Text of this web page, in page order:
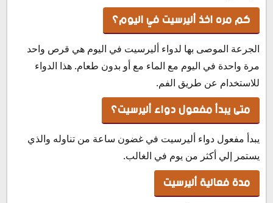
كم مره اخذ أليرسيت في اليوم؟
الجرعة الموصى بها لدواء أليرسيت في اليوم هي قرص واحد
مرة واحدة في اليوم مع الماء مع أو بدون طعام. هذا الدواء
للاستخدام عن طريق الفم.
متى يبدأ مفعول دواء أليرسيت؟
يبدأ مفعول دواء أليرسيت في غضون ساعة من تناوله والذي
يستمر إلي أكثر من يوم في الغالب.
مدة فعالية أليرسيت